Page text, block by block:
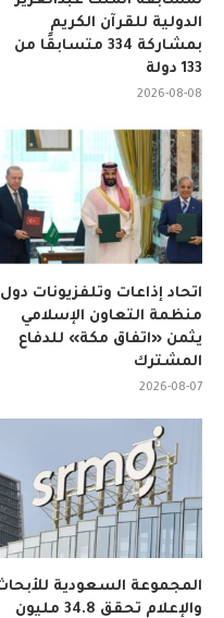
لمسابقة الملك عبدالعزيز
الدولية للقرآن الكريم
بمشاركة 334 متسابقًا من
اتحاد إذاعات وتلفزيونات دول
منظمة التعاون الإسلامي
يثمن «اتفاق مكة» للدفاع
المشترك
المجموعة السعودية للأبحاث